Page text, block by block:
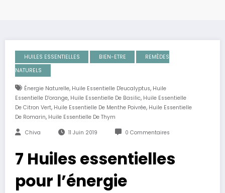
HUILES ESSENTIELLES BIEN-ETRE
REMÈDES
NATURELS
Énergie Naturelle, Huile Essentielle D'eucalyptus, Huile
Essentielle D’orange, Huile Essentielle De Basilic, Huile Essentielle
De Citron Vert, Huile Essentielle De Menthe Poivrée, Huile Essentielle
De Romarin, Huile Essentielle De Thym
Chiva 11 Juin 2019 0 Commentaires
7 Huiles essentielles
pour l’énergie